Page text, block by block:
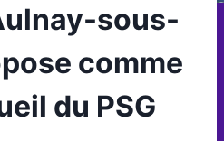
sous-
comme
du PSG